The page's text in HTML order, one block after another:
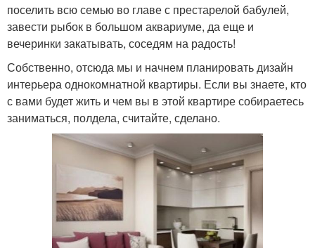
поселить всю семью во главе с престарелой бабулей,
завести рыбок в большом аквариуме, да еще и
вечеринки закатывать, соседям на радость!
Собственно, отсюда мы и начнем планировать дизайн
интерьера однокомнатной квартиры. Если вы знаете, кто
с вами будет жить и чем вы в этой квартире собираетесь
заниматься, полдела, считайте, сделано.